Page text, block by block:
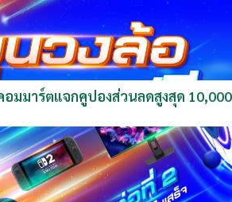
มมาร์ตแจกคูปองส่วนลดสูงสุด 10,000